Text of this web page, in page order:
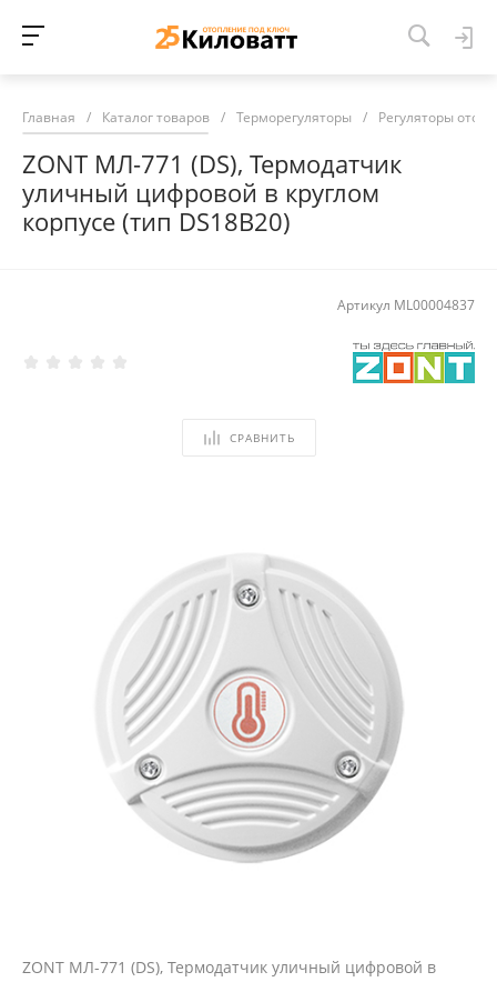
Главная / Каталог товаров / Терморегуляторы / Регуляторы
ZONT МЛ-771 (DS), Термодатчик
уличный цифровой в круглом
корпусе (тип DS18B20)
Артикул ML00004837
СРАВНИТЬ
ZONT МЛ-771 (DS), Термодатчик уличный цифровой в